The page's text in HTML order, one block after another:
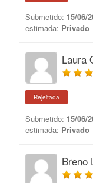
Submetido: 15/06/
estimada: Privado
Laura
Rejeitada
Submetido: 15/06/
estimada: Privado
Breno